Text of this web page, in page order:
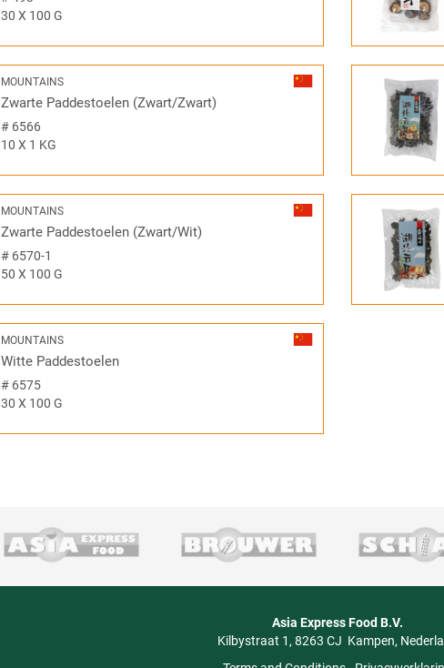
30 X 100 G
MOUNTAINS
Zwarte Paddestoelen (Zwart/Zwart)
# 6566
10 X 1 KG
MOUNTAINS
Zwarte Paddestoelen (Zwart/Wit)
# 6570-1
50 X 100 G
MOUNTAINS
Witte Paddestoelen
# 6575
30 X 100 G
Asia Express Food B.V.
Kilbystraat 1 8263 CJ Kampen